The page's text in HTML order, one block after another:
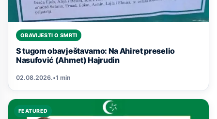
OBAVIJESTI O SMRTI
S tugom obavještavamo: Na Ahiret preselio
Nasufović (Ahmet) Hajrudin
02.08.2026.•1 min
FEATURED